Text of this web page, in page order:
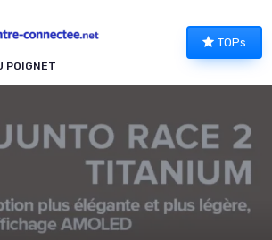
POIGNET
TOPs
des cookies